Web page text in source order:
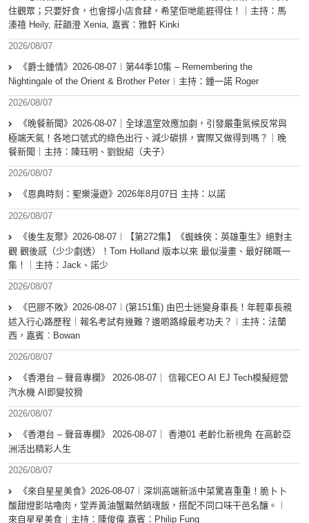
住觀眾；只要好食，也會撐小店食肆，希望佢哋能捱得住！｜主持：馬
溱禧 Heily, 莊韻澄 Xenia, 嘉賓：雅軒 Kinki
2026/08/07
《爵士鍾情》2026-08-07︱第44季10集 – Remembering the
Nightingale of the Orient & Brother Peter︱主持：鍾一諾 Roger
2026/08/07
《晚餐新聞》2026-08-07｜全球溫室效應加劇，引發嚴重氣候反常與
極端天氣！各地口號式的綠色出行、減少碳排，實際又做得到嗎？｜晚
餐新聞｜主持：陳珏明、劉銳紹（夫子）
2026/08/07
《恩典時刻：聖樂漫遊》2026年8月07日 主持：以諾
2026/08/07
《後生友聚》2026-08-07︱【第272集】《蜘蛛俠：英雄重生》絕對主
觀 觀後感（少少劇透）！Tom Holland 版本以來 最似漫畫、最好睇嘅一
集！｜主持：Jack、諾少
2026/08/07
《巴膠不敗》2026-08-07︱(第151集) 由巴士迷變身車長！年輕車長親
述入行心路歷程｜報名考試有幾難？邊啲路線最考功夫？︱主持：法蘭
西，嘉賓︰Bowan
2026/08/07
《香港台 – 聲音專欄》 2026-08-07｜ 信報CEO AI EJ Tech模擬經營
汽水機 AI即變狡猾
2026/08/07
《香港台 – 聲音專欄》 2026-08-07｜ 香港01 老齡化新視角 在高齡亞
洲活出精彩人生
2026/08/07
《來自星星美食》2026-08-07︱深圳高端新派中菜驚喜重重！脆卜卜
酸甜燈影咕嚕肉，堂弄黃油蟹黯然銷魂飯，搭配不同口味干邑名釀。︱
來自星星美食︱主持：陳俊偉 嘉賓：Philip Fung